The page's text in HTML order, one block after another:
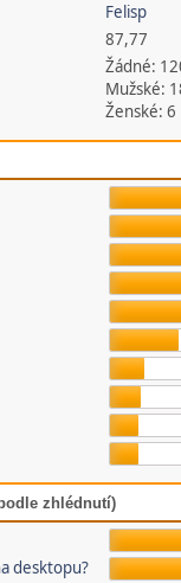
Felisp
87,77
Žádné:
Mužské:
Ženské: 6
zhlédnutí)
desktopu?